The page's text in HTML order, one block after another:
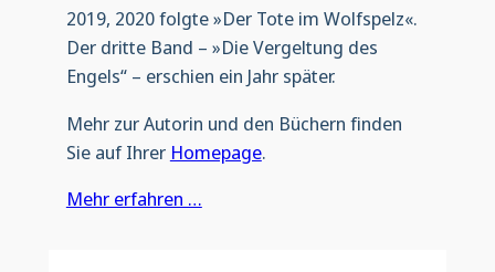
2019, 2020 folgte »Der Tote im Wolfspelz«.
Der dritte Band – »Die Vergeltung des
Engels“ – erschien ein Jahr später.
Mehr zur Autorin und den Büchern finden
Sie auf Ihrer Homepage.
Mehr erfahren …